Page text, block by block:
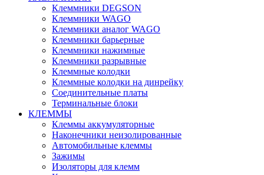
Клеммники DEGSON
Клеммники WAGO
Клеммники аналог WAGO
Клеммники барьерные
Клеммники нажимные
Клеммники разрывные
Клеммные колодки
Клеммные колодки на динрейку
Соединительные платы
Терминальные блоки
КЛЕММЫ
Клеммы аккумуляторные
Наконечники неизолированные
Автомобильные клеммы
Зажимы
Изоляторы для клемм